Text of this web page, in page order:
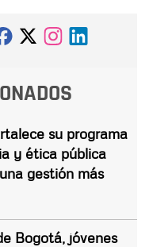
su programa
y ética pública
gestión más
Bogotá, jóvenes